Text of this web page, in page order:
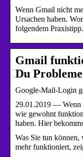
Wenn Gmail nicht
Ursachen haben.
folgendem Praxistipp.
Gmail
Du Probleme
Google-Mail-Login
29.01.2019 — Wenn
wie gewohnt
haben. Hier
Was Sie tun
mehr funktioniert,